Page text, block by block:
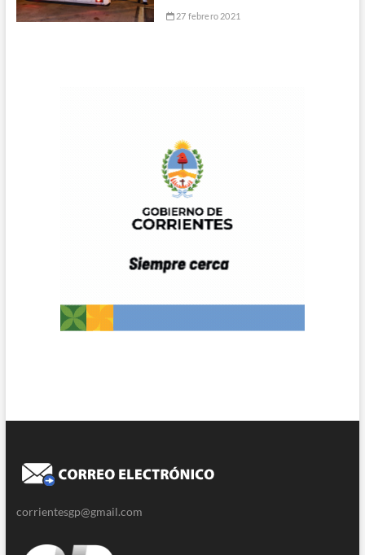
27 febrero 2021
corrientesgp@gmail.com